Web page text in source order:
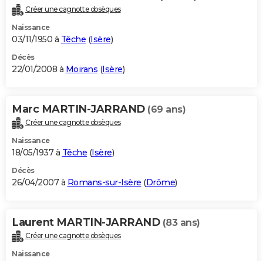
Créer une cagnotte obsèques
Naissance
03/11/1950 à Têche (Isère)
Décès
22/01/2008 à Moirans (Isère)
Marc MARTIN-JARRAND (69 ans)
Créer une cagnotte obsèques
Naissance
18/05/1937 à Têche (Isère)
Décès
26/04/2007 à Romans-sur-Isère (Drôme)
Laurent MARTIN-JARRAND (83 ans)
Créer une cagnotte obsèques
Naissance